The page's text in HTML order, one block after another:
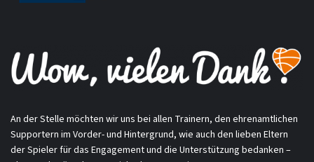
An der Stelle möchten wir uns bei allen Trainern, den ehrenamtlichen
Supportern im Vorder- und Hintergrund, wie auch den lieben Eltern
der Spieler für das Engagement und die Unterstützung bedanken –